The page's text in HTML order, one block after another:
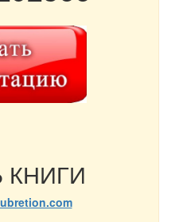
КНИГИ